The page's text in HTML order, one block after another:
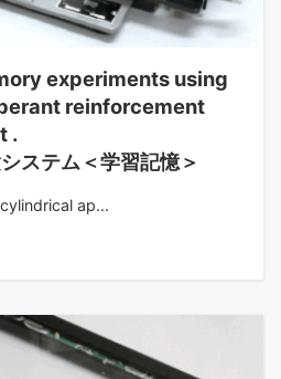
experiments using
reinforcement
.
ステム＜学習記憶＞
ap...